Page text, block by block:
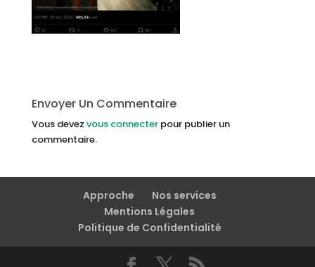
Envoyer Un Commentaire
Vous devez vous connecterpour publier un
commentaire.
Approche
Nos services
Mentions Légales
Politique de Confidentialité